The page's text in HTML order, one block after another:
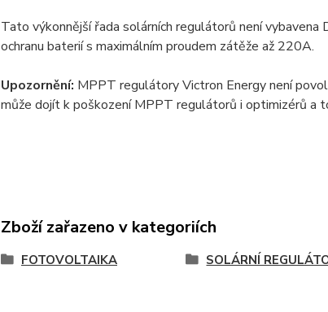
Tato výkonnější řada solárních regulátorů není
ochranu baterií s maximálním proudem zátěže až 220A.
Upozornění: MPPT regulátory Victron Energy není
může dojít k poškození MPPT regulátorů i optimizérů a
Zboží zařazeno v kategoriích
FOTOVOLTAIKA SOLÁRNÍ